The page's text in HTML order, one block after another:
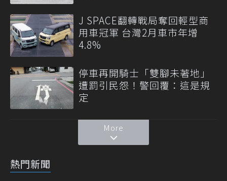
J SPACE翻轉戰局奪回輕型商
用車冠軍 台灣2月車市年增
4.8%
停車再開騎士「雙腳未著地」
遭罰引民怨！警回覆：這是規
定
More
熱門新聞